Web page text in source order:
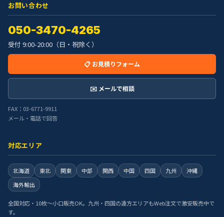
お問い合わせ
050-3470-4265
受付 9:00-20:00（日・祝除く）
📋 お見積りフォーム
✉️ メールで相談
FAX：03-6771-9911
メール・電話で回答
対応エリア
北海道 東北 関東 中部 関西 中国 四国 九州
沖縄
海外輸出
全国対応・10枚〜小口販売OK。九州・四国の遠方エリアもWeb注文で激安販売中で
す。